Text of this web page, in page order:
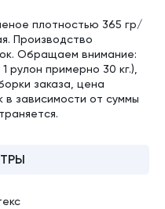
плотностью 365 гр/
Производство
Обращаем внимание:
рулон примерно 30 кг.),
заказа, цена
в зависимости от суммы